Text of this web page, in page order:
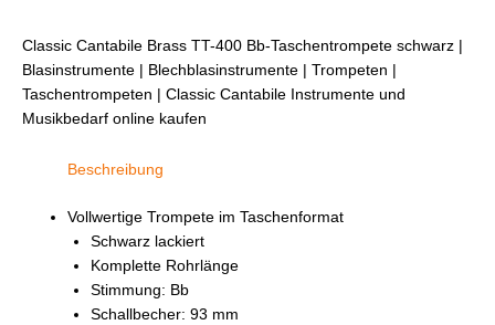
Classic Cantabile Brass TT-400 Bb-Taschentrompete schwarz |
Blasinstrumente | Blechblasinstrumente | Trompeten |
Taschentrompeten | Classic Cantabile Instrumente und
Musikbedarf online kaufen
Beschreibung
Vollwertige Trompete im Taschenformat
Schwarz lackiert
Komplette Rohrlänge
Stimmung: Bb
Schallbecher: 93 mm